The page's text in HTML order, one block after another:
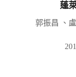
蓬
郭振昌 、